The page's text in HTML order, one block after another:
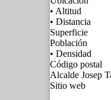
• Altitud
• Distancia
Superficie
Población
• Densidad
Código postal
Alcalde Josep
Sitio web